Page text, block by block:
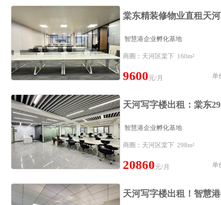
智慧港企业孵化基地
商圈：天河区棠下 160m²
9600元/月 单
智慧港企业孵化基地
商圈：天河区棠下 298m²
20860元/月 单